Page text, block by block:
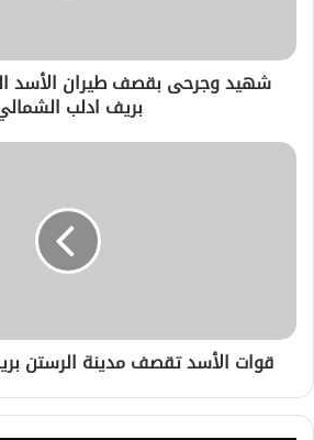
شهيد وجرحى بقصف طيران الأسد
بريف ادلب
قوات الأسد تقصف مدينة الرستن